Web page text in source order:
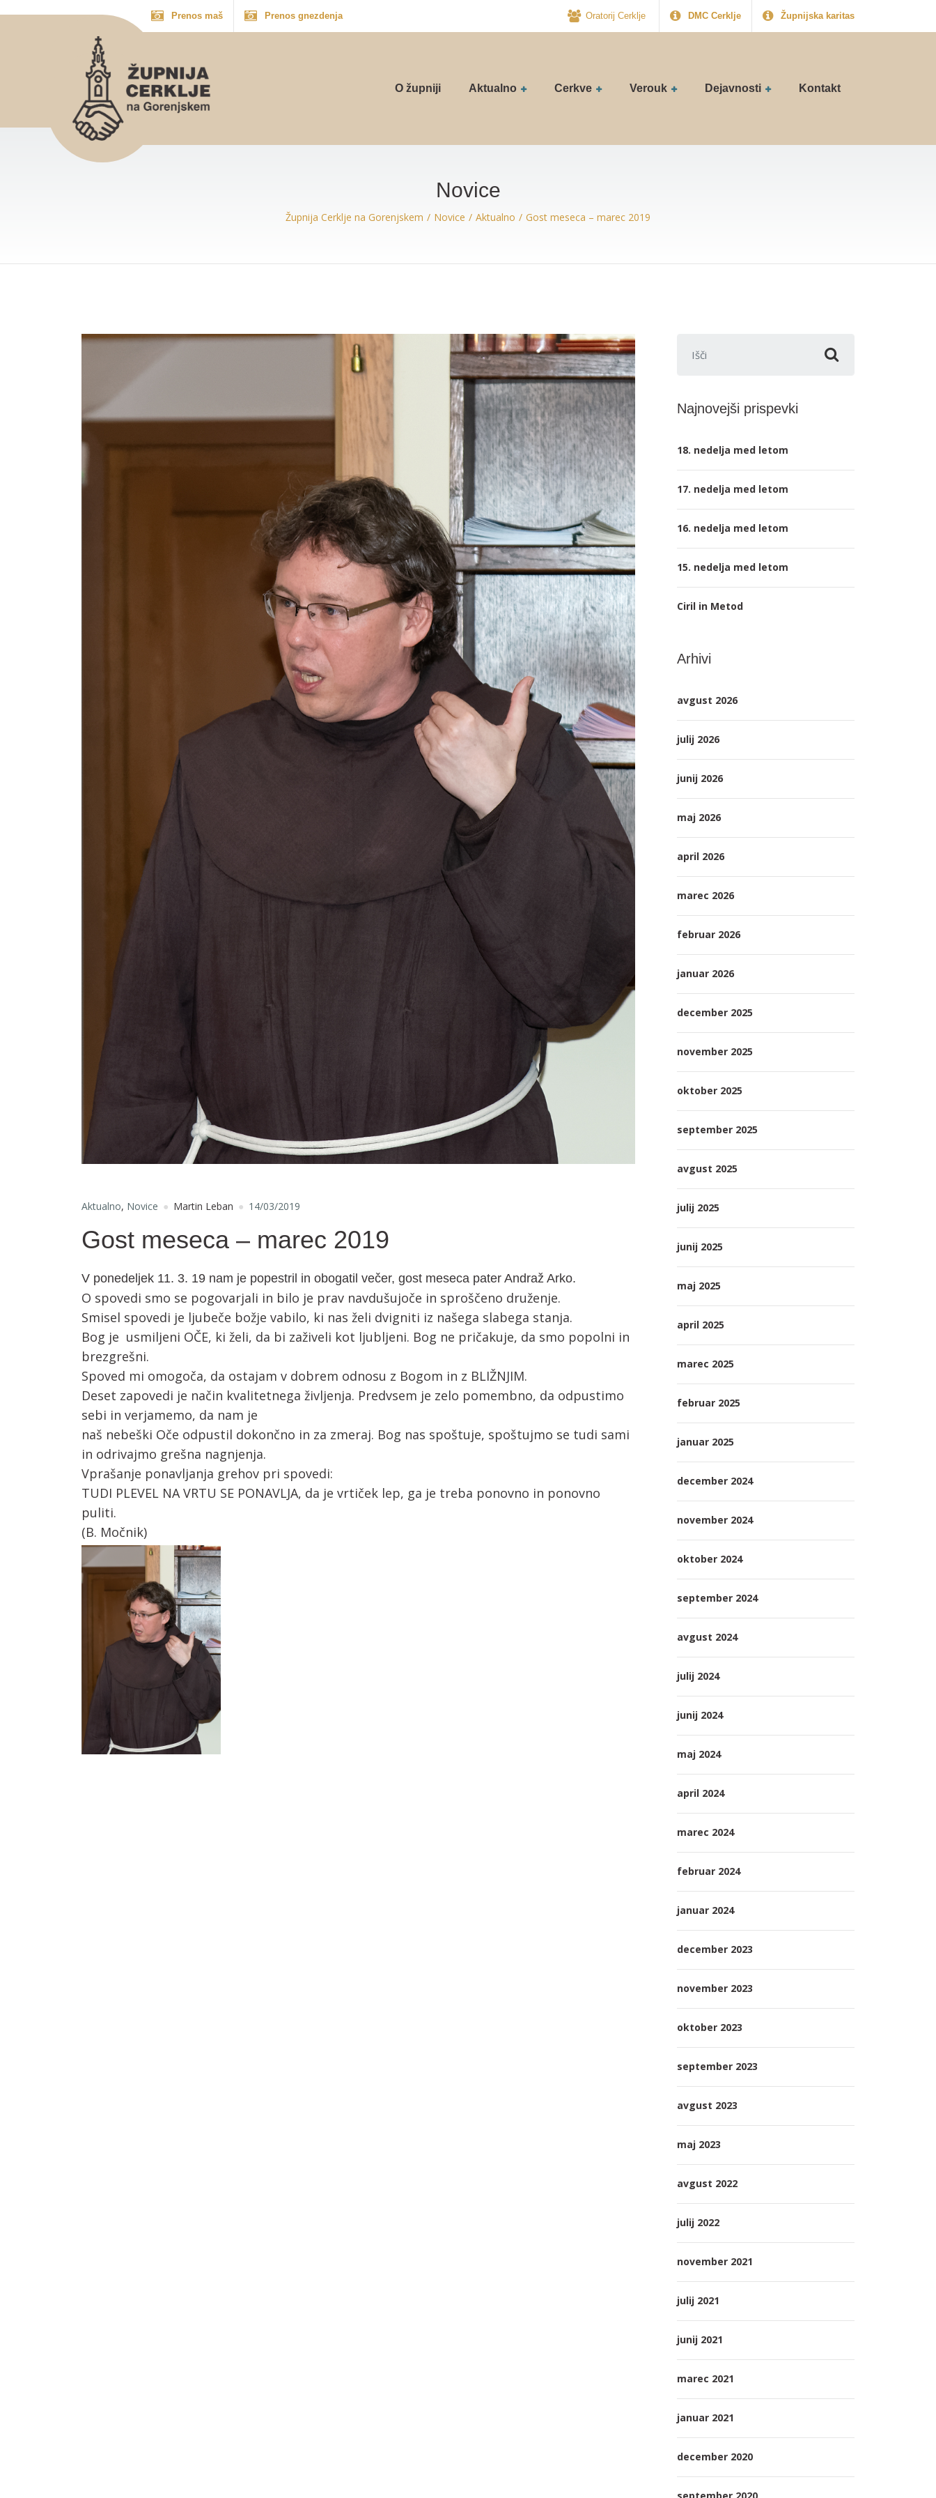
Prenos maš Prenos gnezdenja Oratorij Cerklje DMC Cerklje Župnijska karitas
O župniji Aktualno Cerkve Verouk Dejavnosti Kontakt
Novice
Župnija Cerklje na Gorenjskem Novice Aktualno Gost meseca – marec 2019
Aktualno, Novice Martin Leban 14/03/2019
Gost meseca – marec 2019
V ponedeljek 11. 3. 19 nam je popestril in obogatil večer, gost meseca pater Andraž Arko.
O spovedi smo se pogovarjali in bilo je prav navdušujoče in sproščeno druženje.
Smisel spovedi je ljubeče božje vabilo, ki nas želi dvigniti iz našega slabega stanja.
Bog je usmiljeni OČE, ki želi, da bi zaživeli kot ljubljeni. Bog ne pričakuje, da smo popolni in
brezgrešni.
Spoved mi omogoča, da ostajam v dobrem odnosu z Bogom in z BLIŽNJIM.
Deset zapovedi je način kvalitetnega življenja. Predvsem je zelo pomembno, da odpustimo
sebi in verjamemo, da nam je
naš nebeški Oče odpustil dokončno in za zmeraj. Bog nas spoštuje, spoštujmo se tudi sami
in odrivajmo grešna nagnjenja.
Vprašanje ponavljanja grehov pri spovedi:
TUDI PLEVEL NA VRTU SE PONAVLJA, da je vrtiček lep, ga je treba ponovno in ponovno
puliti.
(B. Močnik)
Najnovejši prispevki
18. nedelja med letom
17. nedelja med letom
16. nedelja med letom
15. nedelja med letom
Ciril in Metod
Arhivi
avgust 2026
julij 2026
junij 2026
maj 2026
april 2026
marec 2026
februar 2026
januar 2026
december 2025
november 2025
oktober 2025
september 2025
avgust 2025
julij 2025
junij 2025
maj 2025
april 2025
marec 2025
februar 2025
januar 2025
december 2024
november 2024
oktober 2024
september 2024
avgust 2024
julij 2024
junij 2024
maj 2024
april 2024
marec 2024
februar 2024
januar 2024
december 2023
november 2023
oktober 2023
september 2023
avgust 2023
maj 2023
avgust 2022
julij 2022
november 2021
julij 2021
junij 2021
marec 2021
januar 2021
december 2020
september 2020